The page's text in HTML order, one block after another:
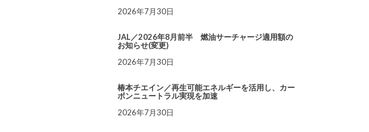
2026年7月30日
JAL／2026年8月前半 燃油サーチャージ適用額の
お知らせ(変更)
2026年7月30日
椿本チエイン／再生可能エネルギーを活用し、カー
ボンニュートラル実現を加速
2026年7月30日